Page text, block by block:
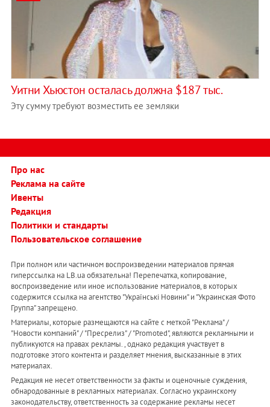
Уитни Хьюстон осталась должна $187 тыс.
Эту сумму требуют возместить ее земляки
Про нас
Реклама на сайте
Ивенты
Редакция
Политики и стандарты
Пользовательское соглашение
При полном или частичном воспроизведении материалов прямая
гиперссылка на LB.ua обязательна! Перепечатка, копирование,
воспроизведение или иное использование материалов, в которых
содержится ссылка на агентство "Українськi Новини" и "Украинская Фото
Группа" запрещено.
Материалы, которые размещаются на сайте с меткой "Реклама" /
"Новости компаний" / "Пресрелиз" / "Promoted", являются рекламными и
публикуются на правах рекламы. , однако редакция участвует в
подготовке этого контента и разделяет мнения, высказанные в этих
материалах.
Редакция не несет ответственности за факты и оценочные суждения,
обнародованные в рекламных материалах. Согласно украинскому
законодательству, ответственность за содержание рекламы несет